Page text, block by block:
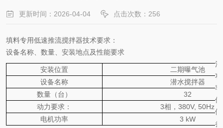
更新时间：2026-04-04 点击次数：256
填料专用低速推流搅拌器技术要求：
设备名称、数量、安装地点及性能要求
安装位置
二期曝气池
设备名称
潜水搅拌器
数量（台）
32
动力要求：
3相，380V, 50Hz
电机功率
3 kW
功
率
仅
供
参